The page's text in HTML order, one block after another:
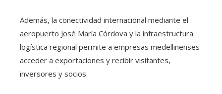
Además, la conectividad internacional mediante el
aeropuerto José María Córdova y la infraestructura
logística regional permite a empresas medellinenses
acceder a exportaciones y recibir visitantes,
inversores y socios.